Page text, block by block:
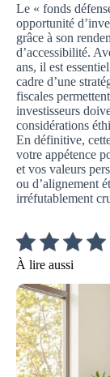
Le « fonds
opportunité
grâce à son
d’accessibilité.
ans, il est
cadre d’une
fiscales
investisseurs
considérations
En définitive,
votre appétence
et vos valeurs
ou d’alignement
irréfutablement
À lire aussi